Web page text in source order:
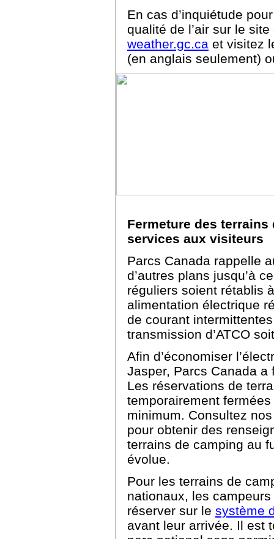
En cas d’inquiétude
qualité de l’air sur le
weather.gc.ca et visitez
(en anglais seulement)
Fermeture des
services aux visiteurs
Parcs Canada rappelle
d’autres plans jusqu’à
réguliers soient rétablis
alimentation électrique
de courant
transmission d’ATCO
Afin d’économiser
Jasper, Parcs Canada
Les réservations de
temporairement
minimum. Consultez
pour obtenir des
terrains de camping au
évolue.
Pour les terrains de
nationaux, les
réserver sur le système
avant leur arrivée. Il est